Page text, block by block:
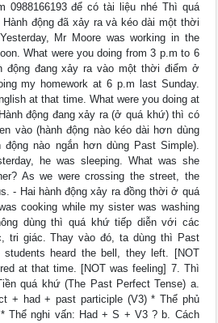
0988166193 để có tài liệu nhé Thì quá
động đã xảy ra và kéo dài một thời
Mr Moore was working in the
What were you doing from 3 p.m to 6
động đang xảy ra vào một thời điểm ở
my homework at 6 p.m last Sunday.
at that time. What were you doing at
động đang xảy ra (ở quá khứ) thì có
vào (hành động nào kéo dài hơn dùng
động nào ngắn hơn dùng Past Simple).
he was sleeping. What was she
As we were crossing the street, the
- Hai hành động xảy ra đồng thời ở quá
cooking while my sister was washing
dùng thì quá khứ tiếp diễn với các
tri giác. Thay vào đó, ta dùng thì Past
heard the bell, they left. [NOT
at that time. [NOT was feeling] 7. Thì
quá khứ (The Past Perfect Tense) a.
+ had + past participle (V3) * Thể phủ
Thể nghi vấn: Had + S + V3 ? b. Cách